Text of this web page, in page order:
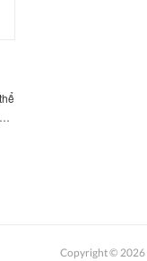
Copyright © 2026